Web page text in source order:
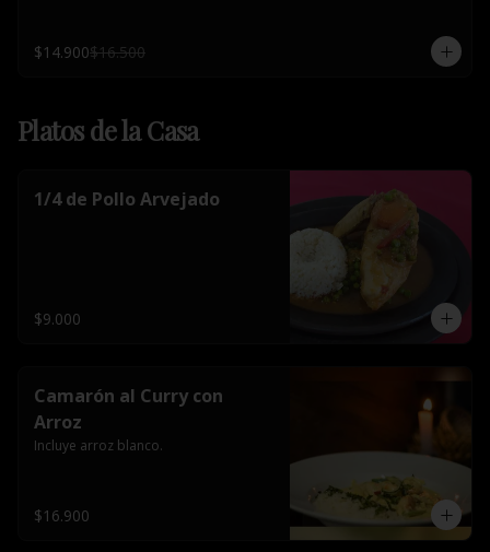
$14.900$16.500
Platos de la Casa
1/4 de Pollo Arvejado
$9.000
Camarón al Curry con
Arroz
Incluye arroz blanco.
$16.900